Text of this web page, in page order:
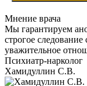
Мнение врача
Мы гарантируем
строгое
уважительное
Психиатр-нарколог
Хамидуллин С.В.